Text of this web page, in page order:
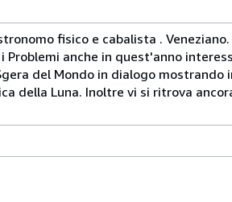
fisico e cabalista .
anche in quest'anno
del Mondo in dialogo mostrando
della Luna. Inoltre vi si ritrova